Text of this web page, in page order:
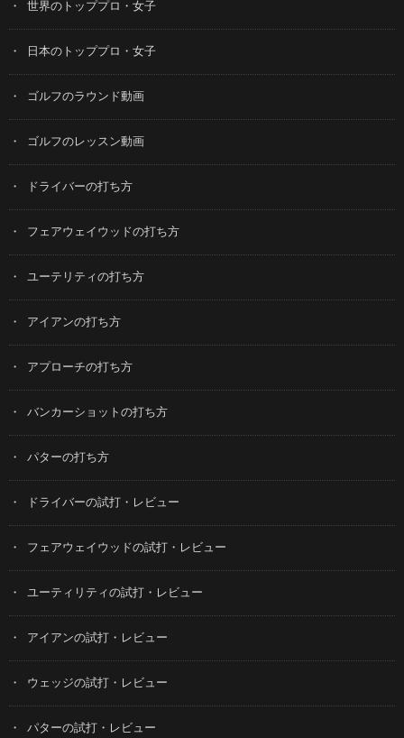
世界のトッププロ・女子
日本のトッププロ・女子
ゴルフのラウンド動画
ゴルフのレッスン動画
ドライバーの打ち方
フェアウェイウッドの打ち方
ユーテリティの打ち方
アイアンの打ち方
アプローチの打ち方
バンカーショットの打ち方
パターの打ち方
ドライバーの試打・レビュー
フェアウェイウッドの試打・レビュー
ユーティリティの試打・レビュー
アイアンの試打・レビュー
ウェッジの試打・レビュー
パターの試打・レビュー